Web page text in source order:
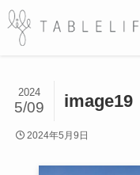
image19
2024
5/09
2024年5月9日